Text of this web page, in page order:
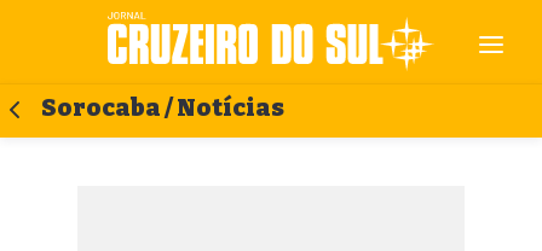
Sorocaba / Notícias